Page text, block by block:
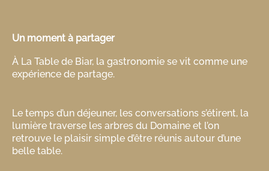
Un moment à partager
À La Table de Biar, la gastronomie se vit comme une
expérience de partage.
Le temps d’un déjeuner, les conversations s’étirent, la
lumière traverse les arbres du Domaine et l’on
retrouve le plaisir simple d’être réunis autour d’une
belle table.